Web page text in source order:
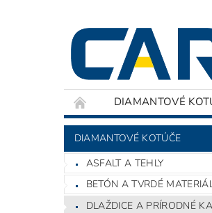
DIAMANTOVÉ
DIAMANTOVÉ KOTÚČE
ASFALT A TEHLY
BETÓN A TVRDÉ
DLAŽDICE A PRÍRODNÉ